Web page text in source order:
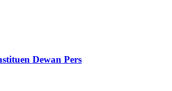
Dewan Pers